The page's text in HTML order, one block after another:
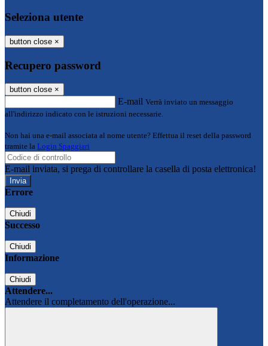
Seleziona utente
button close ×
Recupero password
button close ×
E-mail Verrà inviato un messaggio
all'indirizzo indicato con le istruzioni necessarie.
Non hai una e-mail associata al nome utente? Effettua il reset della password
tramite la Login Spaggiari
E-mail inviata, si prega di controllare la casella di posta elettronica!
Errore
Chiudi
Successo
Chiudi
Informazione
Chiudi
Attendere...
Attendere il completamento dell'operazione...